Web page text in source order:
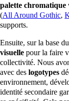
palette chromatique
(All Around Gothic,
supports.
Ensuite, sur la base
visuelle pour la faire
collectivité. Nous
avec des logotypes
environnement,
identité secondaire